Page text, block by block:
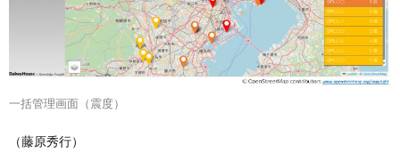
一括管理画面（震度）
（藤原秀行）